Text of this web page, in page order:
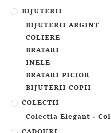
BIJUTERII
BIJUTERII ARGINT
COLIERE
BRATARI
INELE
BRATARI PICIOR
BIJUTERII COPII
COLECTII
Colectia Elegant -